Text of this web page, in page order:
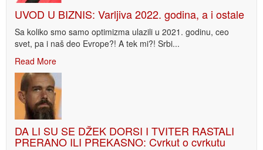
UVOD U BIZNIS: Varljiva 2022. godina, a i ostale
Sa koliko smo samo optimizma ulazili u 2021. godinu, ceo
svet, pa i naš deo Evrope?! A tek mi?! Srbi...
Read More
DA LI SU SE DŽEK DORSI I TVITER RASTALI
PRERANO ILI PREKASNO: Cvrkut o cvrkutu